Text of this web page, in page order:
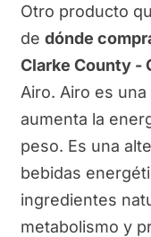
Otro producto
de dónde
Clarke County -
Airo. Airo es
aumenta la
peso. Es una
bebidas
ingredientes
metabolismo y